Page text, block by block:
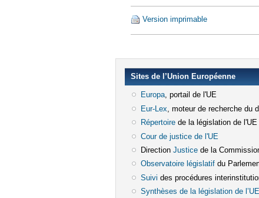
Version imprimable
Sites de l’Union Européenne
Europa(le lien est externe)
, portail de l'UE
Eur-Lex (le lien est externe)
, moteur de recherche du
Répertoire(le lien est externe)
de la législation de l'UE
Cour de justice de l'UE
Direction Justice(le lien est
de la
Observatoire législatif(le lien est
du
Suivi (le lien est externe)
des procédures
Synthèses de la législation de l’UE